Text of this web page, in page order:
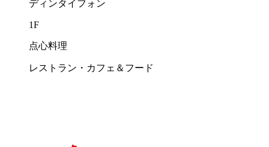
ディンタイフォン
1F
点心料理
レストラン・カフェ＆フード